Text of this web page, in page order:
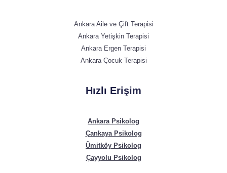
Ankara Aile ve Çift Terapisi
Ankara Yetişkin Terapisi
Ankara Ergen Terapisi
Ankara Çocuk Terapisi
Hızlı Erişim
Ankara Psikolog
Çankaya Psikolog
Ümitköy Psikolog
Çayyolu Psikolog